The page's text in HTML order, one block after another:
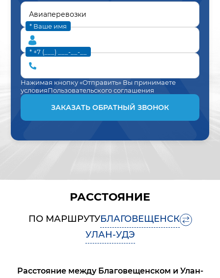
* Ваше имя
* +7 (___) ___-__-__
Нажимая кнопку «Отправить» Вы принимаете
условияПользовательского соглашения
ЗАКАЗАТЬ ОБРАТНЫЙ ЗВОНОК
РАССТОЯНИЕ
ПО МАРШРУТУБЛАГОВЕЩЕНСК
УЛАН-УДЭ
Расстояние между Благовещенском и Улан-